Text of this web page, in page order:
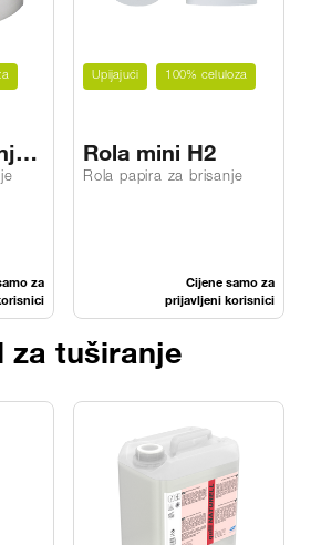
za
Upijajući 100% celuloza
Rola mini H2
Rola papira za brisanje
Cijene samo za
prijavljeni korisnici
za tuširanje